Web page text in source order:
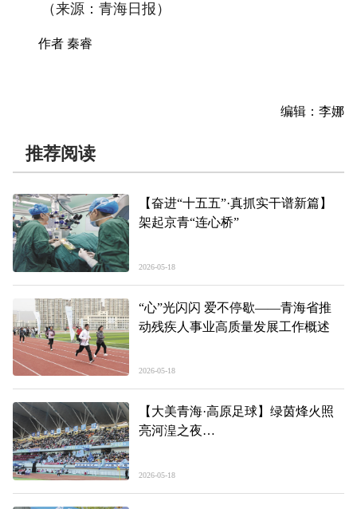
（来源：青海日报）
作者 秦睿
编辑：李娜
推荐阅读
【奋进“十五五”·真抓实干谱新篇】
架起京青“连心桥”
2026-05-18
“心”光闪闪 爱不停歇——青海省推
动残疾人事业高质量发展工作概述
2026-05-18
【大美青海·高原足球】绿茵烽火照
亮河湟之夜
2026-05-18